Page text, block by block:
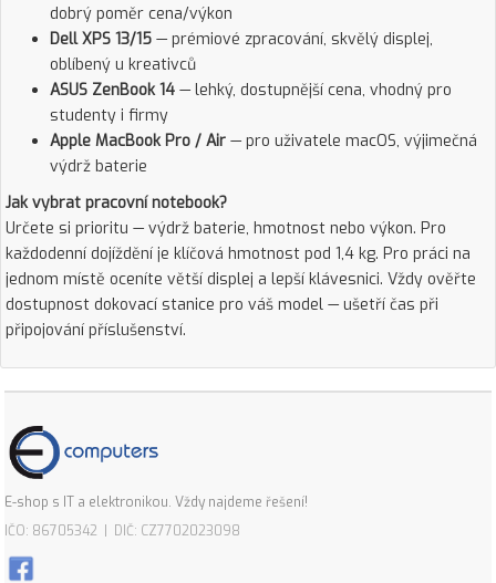
dobrý poměr cena/výkon
Dell XPS 13/15 — prémiové zpracování, skvělý displej,
oblíbený u kreativců
ASUS ZenBook 14 — lehký, dostupnější cena, vhodný pro
studenty i firmy
Apple MacBook Pro / Air — pro uživatele macOS, výjimečná
výdrž baterie
Jak vybrat pracovní notebook?
Určete si prioritu — výdrž baterie, hmotnost nebo výkon. Pro
každodenní dojíždění je klíčová hmotnost pod 1,4 kg. Pro práci na
jednom místě oceníte větší displej a lepší klávesnici. Vždy ověřte
dostupnost dokovací stanice pro váš model — ušetří čas při
připojování příslušenství.
E-shop s IT a elektronikou. Vždy najdeme řešení!
IČO: 86705342 | DIČ: CZ7702023098